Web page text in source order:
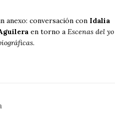
anexo: conversación con Idalia
en torno a Escenas del yo
.